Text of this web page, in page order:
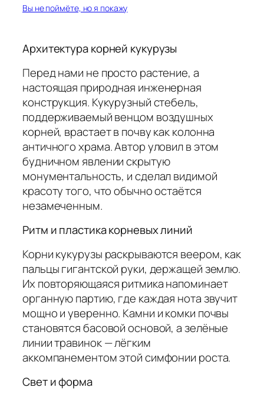
Вы не поймёте, но я покажу
Архитектура корней кукурузы
Перед нами не просто растение, а
настоящая природная инженерная
конструкция. Кукурузный стебель,
поддерживаемый венцом воздушных
корней, врастает в почву как колонна
античного храма. Автор уловил в этом
будничном явлении скрытую
монументальность, и сделал видимой
красоту того, что обычно остаётся
незамеченным.
Ритм и пластика корневых линий
Корни кукурузы раскрываются веером, как
пальцы гигантской руки, держащей землю.
Их повторяющаяся ритмика напоминает
органную партию, где каждая нота звучит
мощно и уверенно. Камни и комки почвы
становятся басовой основой, а зелёные
линии травинок — лёгким
аккомпанементом этой симфонии роста.
Свет и форма